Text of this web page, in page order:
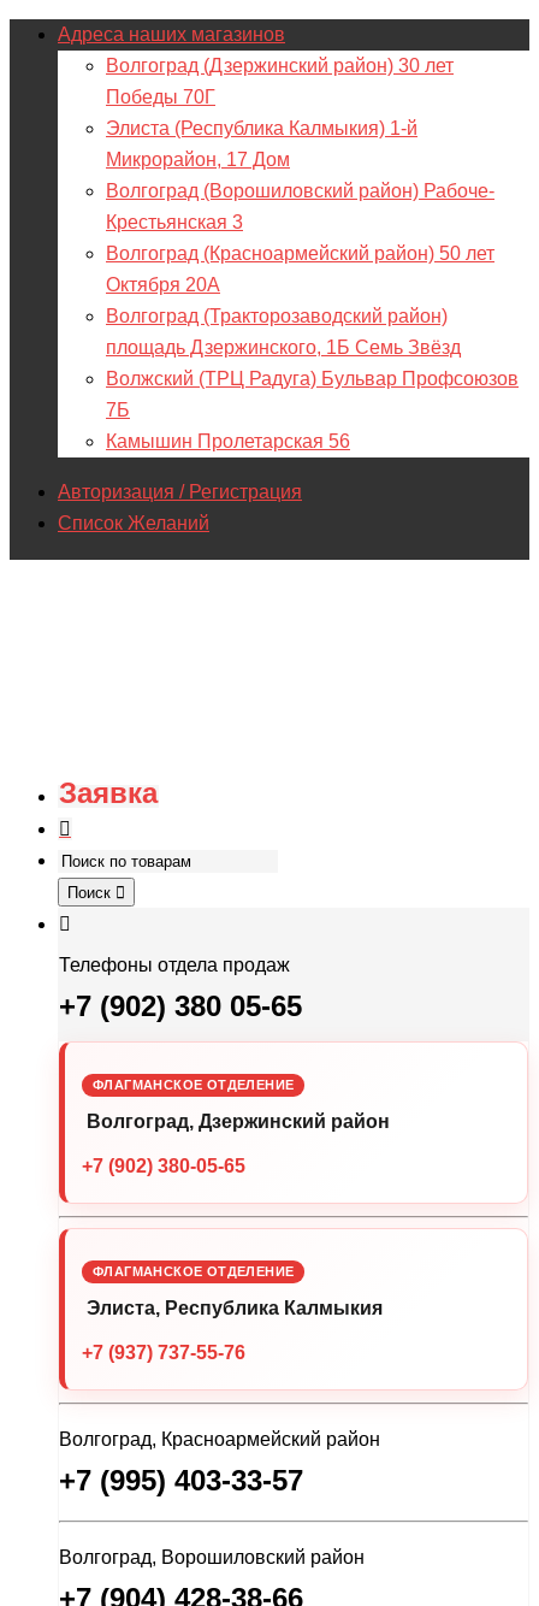
Адреса наших магазинов
Волгоград (Дзержинский район) 30 лет
Победы 70Г
Элиста (Республика Калмыкия) 1-й
Микрорайон, 17 Дом
Волгоград (Ворошиловский район) Рабоче-
Крестьянская 3
Волгоград (Красноармейский район) 50 лет
Октября 20А
Волгоград (Тракторозаводский район)
площадь Дзержинского, 1Б Семь Звёзд
Волжский (ТРЦ Радуга) Бульвар Профсоюзов
7Б
Камышин Пролетарская 56
Авторизация / Регистрация
Список Желаний
Заявка
Поиск
Телефоны отдела продаж
+7 (902) 380 05-65
ФЛАГМАНСКОЕ ОТДЕЛЕНИЕ
Волгоград, Дзержинский район
+7 (902) 380-05-65
ФЛАГМАНСКОЕ ОТДЕЛЕНИЕ
Элиста, Республика Калмыкия
+7 (937) 737-55-76
Волгоград, Красноармейский район
+7 (995) 403-33-57
Волгоград, Ворошиловский район
+7 (904) 428-38-66